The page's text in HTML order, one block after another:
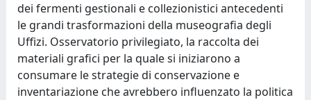
dei fermenti gestionali e collezionistici antecedenti
le grandi trasformazioni della museografia degli
Uffizi. Osservatorio privilegiato, la raccolta dei
materiali grafici per la quale si iniziarono a
consumare le strategie di conservazione e
inventariazione che avrebbero influenzato la politica